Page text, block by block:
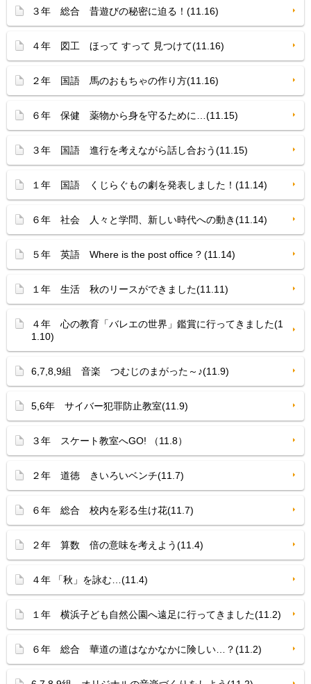
３年 総合 昔遊びの秘密に迫る！(11.16)
４年 図工 ほって すって 見つけて(11.16)
２年 国語 馬のおもちゃの作り方(11.16)
６年 保健 薬物から身を守るために…(11.15)
３年 国語 進行を考えながら話し合おう(11.15)
１年 国語 くじらぐもの劇を発表しました！(11.14)
６年 社会 人々と学問、新しい時代への動き(11.14)
５年 英語 Where is the post office ? (11.14)
１年 生活 秋のリースができました(11.11)
４年 心の教育「バレエの世界」鑑賞に行ってきました(1
1.10)
6,7,8,9組 音楽 つむじのまがった～♪(11.9)
5,6年 サイバー犯罪防止教室(11.9)
３年 スケート教室へGO! （11.8）
２年 道徳 きいろいベンチ(11.7)
６年 総合 校内を彩る生け花(11.7)
２年 算数 倍の意味を考えよう(11.4)
４年 「秋」を詠む…(11.4)
１年 横浜子ども自然公園へ遠足に行ってきました(11.2)
６年 総合 華道の道はなかなかに険しい…？(11.2)